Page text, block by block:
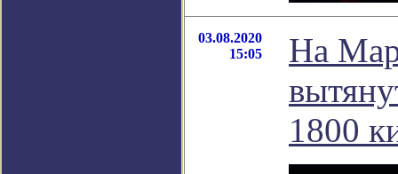
03.08.2020
15:05
На
1800